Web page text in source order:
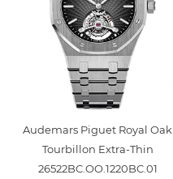
Audemars Piguet Royal Oak
Tourbillon Extra-Thin
26522BC.OO.1220BC.01